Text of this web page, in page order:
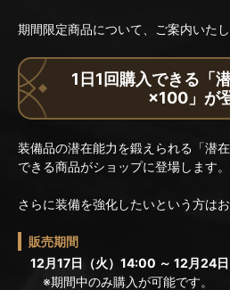
期間限定商品について、ご案内いたし
1日1回購入できる「
×100」が
装備品の潜在能力を鍛えられる「潜
できる商品がショップに登場します。
さらに装備を強化したいという方は
販売期間
12月17日（火）14:00 ～ 12月24
※期間中のみ購入が可能です。